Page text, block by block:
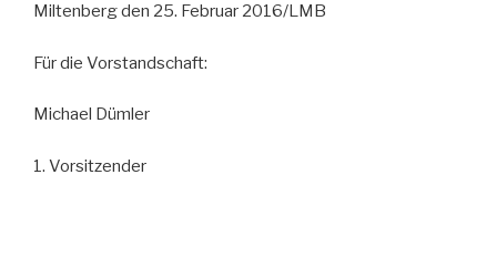
Miltenberg den 25. Februar 2016/LMB
Für die Vorstandschaft:
Michael Dümler
1. Vorsitzender